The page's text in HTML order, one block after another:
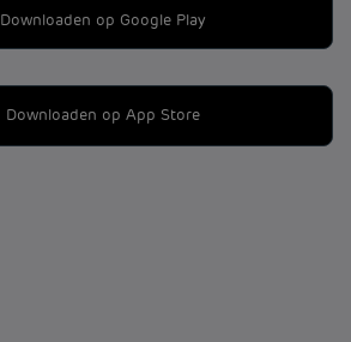
Downloaden op Google Play
Downloaden op App Store